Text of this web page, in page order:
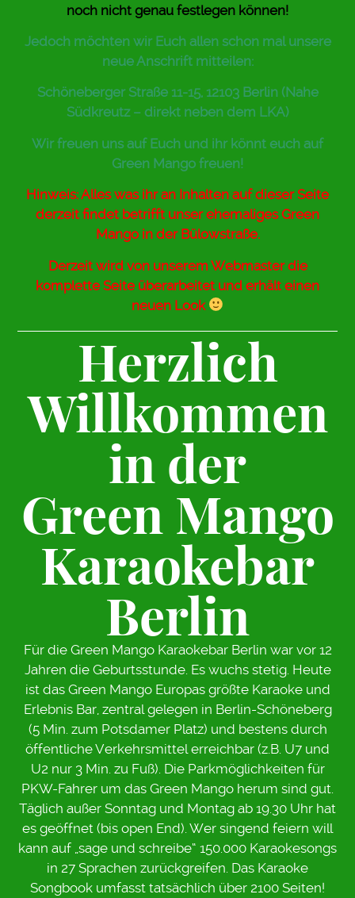
noch nicht genau festlegen können!
Jedoch möchten wir Euch allen schon mal unsere
neue Anschrift mitteilen:
Schöneberger Straße 11-15, 12103 Berlin (Nahe
Südkreutz – direkt neben dem LKA)
Wir freuen uns auf Euch und ihr könnt euch auf
Green Mango freuen!
Hinweis: Alles was ihr an Inhalten auf dieser Seite
derzeit findet betrifft unser ehemaliges Green
Mango in der Bülowstraße.
Derzeit wird von unserem Webmaster die
komplette Seite überarbeitet und erhält einen
neuen Look
Herzlich
Willkommen
in der
Green Mango
Karaokebar
Berlin
Für die Green Mango Karaokebar Berlin war vor 12
Jahren die Geburtsstunde. Es wuchs stetig. Heute
ist das Green Mango Europas größte Karaoke und
Erlebnis Bar, zentral gelegen in Berlin-Schöneberg
(5 Min. zum Potsdamer Platz) und bestens durch
öffentliche Verkehrsmittel erreichbar (z.B. U7 und
U2 nur 3 Min. zu Fuß). Die Parkmöglichkeiten für
PKW-Fahrer um das Green Mango herum sind gut.
Täglich außer Sonntag und Montag ab 19.30 Uhr hat
es geöffnet (bis open End). Wer singend feiern will
kann auf „sage und schreibe“ 150.000 Karaokesongs
in 27 Sprachen zurückgreifen. Das Karaoke
Songbook umfasst tatsächlich über 2100 Seiten!